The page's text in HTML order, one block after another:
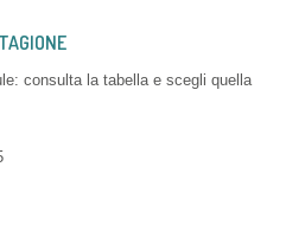
consulta la tabella e scegli quella